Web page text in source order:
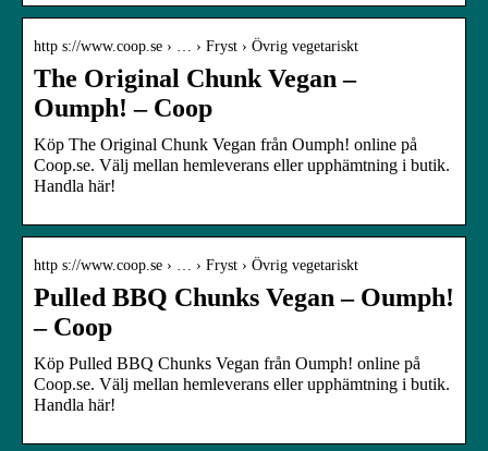
http s://www.coop.se › … › Fryst › Övrig vegetariskt
The Original Chunk Vegan –
Oumph! – Coop
Köp The Original Chunk Vegan från Oumph! online på
Coop.se. Välj mellan hemleverans eller upphämtning i butik.
Handla här!
http s://www.coop.se › … › Fryst › Övrig vegetariskt
Pulled BBQ Chunks Vegan – Oumph!
– Coop
Köp Pulled BBQ Chunks Vegan från Oumph! online på
Coop.se. Välj mellan hemleverans eller upphämtning i butik.
Handla här!